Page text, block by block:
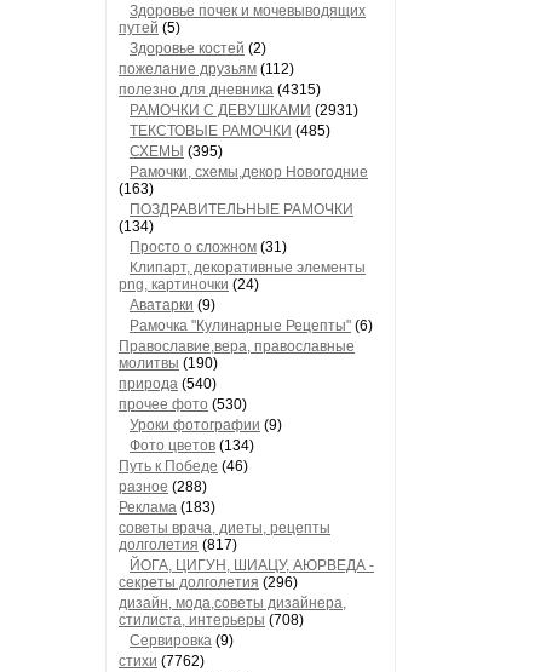
Здоровье почек и мочевыводящих
путей (5)
Здоровье костей (2)
пожелание друзьям (112)
полезно для дневника (4315)
РАМОЧКИ С ДЕВУШКАМИ (2931)
ТЕКСТОВЫЕ РАМОЧКИ (485)
СХЕМЫ (395)
Рамочки, схемы,декор Новогодние
(163)
ПОЗДРАВИТЕЛЬНЫЕ РАМОЧКИ
(134)
Просто о сложном (31)
Клипарт, декоративные элементы
png, картиночки (24)
Аватарки (9)
Рамочка "Кулинарные Рецепты" (6)
Православие,вера, православные
молитвы (190)
природа (540)
прочее фото (530)
Уроки фотографии (9)
Фото цветов (134)
Путь к Победе (46)
разное (288)
Реклама (183)
советы врача, диеты, рецепты
долголетия (817)
ЙОГА, ЦИГУН, ШИАЦУ, АЮРВЕДА -
секреты долголетия (296)
дизайн, мода,советы дизайнера,
стилиста, интерьеры (708)
Сервировка (9)
стихи (7762)